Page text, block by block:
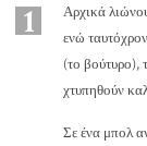
1
Αρχικά
ενώ
(το βούτυρο),
χτυπηθούν
Σε ένα μπολ